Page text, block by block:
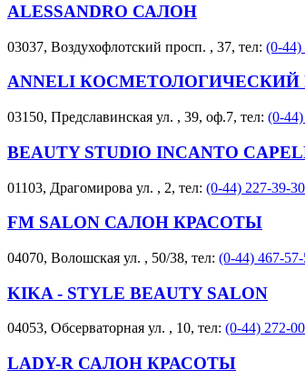
ALESSANDRO САЛОН
03037, Воздухофлотский просп. , 37, тел: (0-44)
ANNELI КОСМЕТОЛОГИЧЕСКИЙ
03150, Предславинская ул. , 39, оф.7, тел: (0-
BEAUTY STUDIO INCANTO
01103, Драгомирова ул. , 2, тел: (0-44) 227-39-30
FM SALON САЛОН КРАСОТЫ
04070, Волошская ул. , 50/38, тел: (0-44) 467-
KIKA - STYLE BEAUTY SALON
04053, Обсерваторная ул. , 10, тел: (0-44) 272-
LADY-R САЛОН КРАСОТЫ